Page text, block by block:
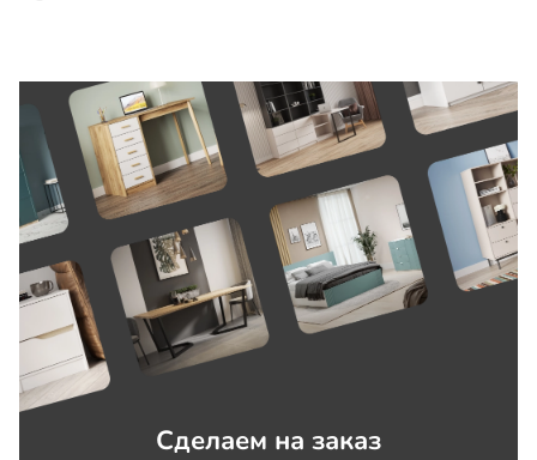
Сделаем на заказ